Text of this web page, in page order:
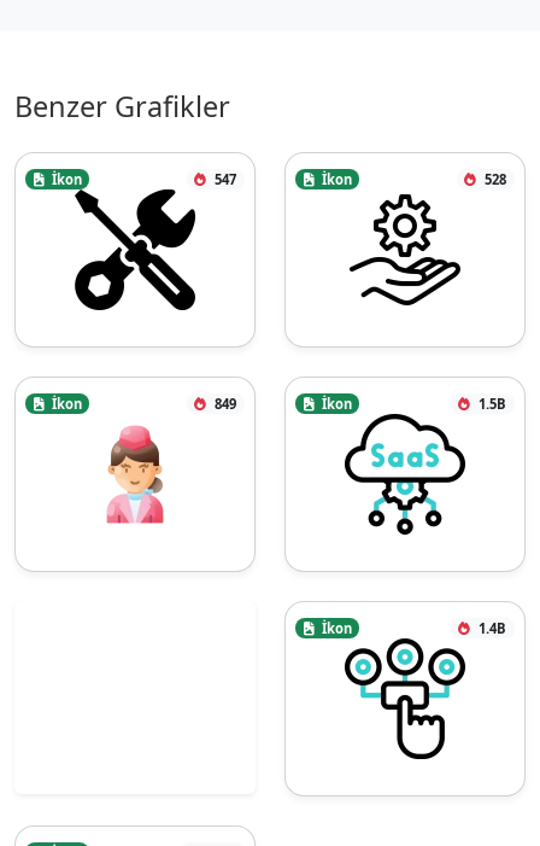
Benzer Grafikler
İkon 547 İkon 528
İkon 849 İkon 1.5B
İkon 1.4B